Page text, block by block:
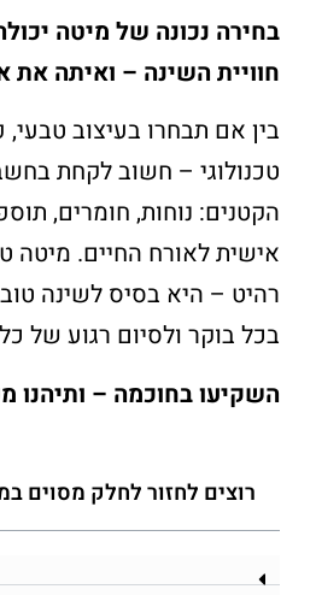
בחירה נכונה של מיטה
חוויית השינה – ואיתה את
בין אם תבחרו בעיצוב טבעי,
טכנולוגי – חשוב לקחת
הקטנים: נוחות, חומרים,
אישית לאורח החיים. מיטה
רהיט – היא בסיס לשינה
בכל בוקר ולסיום רגוע של
השקיעו בחוכמה – ותיהנו
רוצים לחזור לחלק מסוים